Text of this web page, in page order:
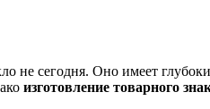
не сегодня. Оно имеет
изготовление товарного